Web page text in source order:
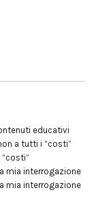
educativi
a tutti i “costi”
mia interrogazione
mia interrogazione